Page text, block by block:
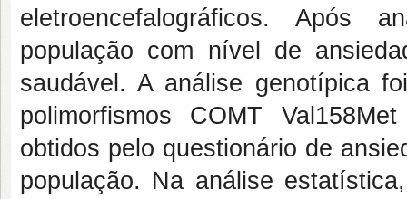
eletroencefalográficos. Após
população com nível de
saudável. A análise genotípica
polimorfismos COMT
obtidos pelo questionário de
população. Na análise